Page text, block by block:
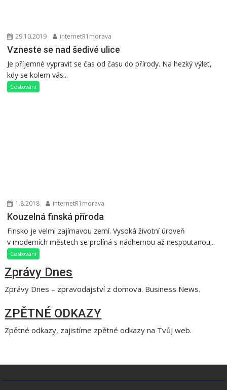
29.10.2019 internetR1morava
Vzneste se nad šedivé ulice
Je příjemné vypravit se čas od času do přírody. Na hezký výlet,
kdy se kolem vás...
Cestování
1.8.2018 internetR1morava
Kouzelná finská příroda
Finsko je velmi zajímavou zemí. Vysoká životní úroveň
v moderních městech se prolíná s nádhernou až nespoutanou...
Cestování
Zprávy Dnes
Zprávy Dnes – zpravodajství z domova. Business News.
ZPĚTNÉ ODKAZY
Zpětné odkazy, zajistíme zpětné odkazy na Tvůj web.